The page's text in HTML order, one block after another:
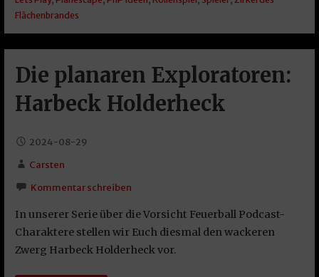
Flächenbrandes
Die planaren Exploratoren:
Harbeck Holderheck
2024-08-29
Carsten
Kommentar schreiben
In unserer Serie über die Vorsicht Feuerball Podcast-
Charaktere stellen wir Euch diesmal den wackeren
Zwerg Harbeck Holderheck vor.